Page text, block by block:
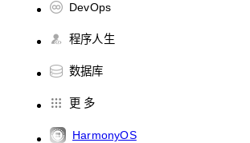
DevOps
程序人生
数据库
更 多
HarmonyOS